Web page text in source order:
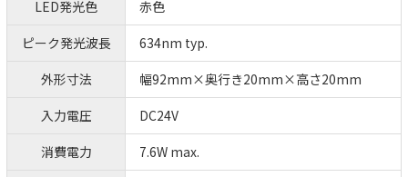
LED発光色
赤色
ピーク発光波長
634nm typ.
外形寸法
幅92mm×奥行き20mm×高さ20mm
入力電圧
DC24V
消費電力
7.6W max.